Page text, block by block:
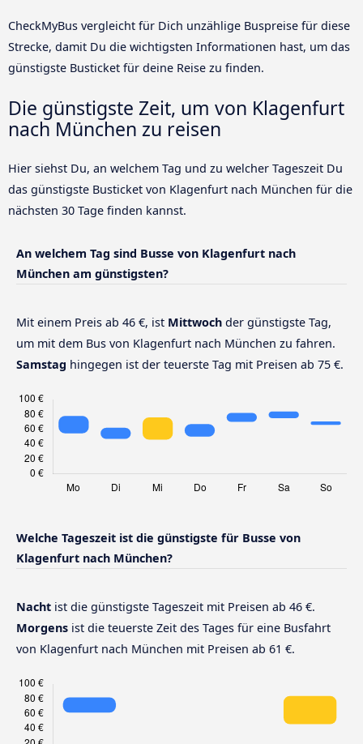
CheckMyBus vergleicht für Dich unzählige Buspreise für diese
Strecke, damit Du die wichtigsten Informationen hast, um das
günstigste Busticket für deine Reise zu finden.
Die günstigste Zeit, um von Klagenfurt
nach München zu reisen
Hier siehst Du, an welchem Tag und zu welcher Tageszeit Du
das günstigste Busticket von Klagenfurt nach München für die
nächsten 30 Tage finden kannst.
An welchem Tag sind Busse von Klagenfurt nach
München am günstigsten?
Mit einem Preis ab 46 €, ist Mittwoch der günstigste Tag,
um mit dem Bus von Klagenfurt nach München zu fahren.
Samstag hingegen ist der teuerste Tag mit Preisen ab 75 €.
Welche Tageszeit ist die günstigste für Busse von
Klagenfurt nach München?
Nacht ist die günstigste Tageszeit mit Preisen ab 46 €.
Morgens ist die teuerste Zeit des Tages für eine Busfahrt
von Klagenfurt nach München mit Preisen ab 61 €.